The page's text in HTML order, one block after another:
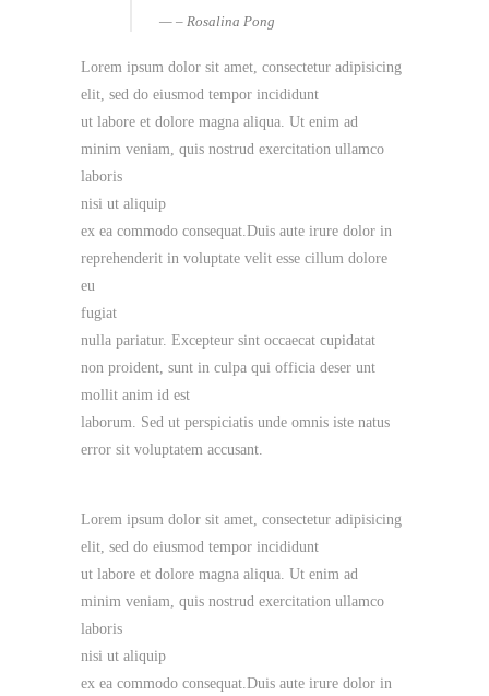
– Rosalina Pong
Lorem ipsum dolor sit amet, consectetur adipisicing
elit, sed do eiusmod tempor incididunt
ut labore et dolore magna aliqua. Ut enim ad
minim veniam, quis nostrud exercitation ullamco
laboris
nisi ut aliquip
ex ea commodo consequat.Duis aute irure dolor in
reprehenderit in voluptate velit esse cillum dolore
eu
fugiat
nulla pariatur. Excepteur sint occaecat cupidatat
non proident, sunt in culpa qui officia deser unt
mollit anim id est
laborum. Sed ut perspiciatis unde omnis iste natus
error sit voluptatem accusant.
Lorem ipsum dolor sit amet, consectetur adipisicing
elit, sed do eiusmod tempor incididunt
ut labore et dolore magna aliqua. Ut enim ad
minim veniam, quis nostrud exercitation ullamco
laboris
nisi ut aliquip
ex ea commodo consequat.Duis aute irure dolor in